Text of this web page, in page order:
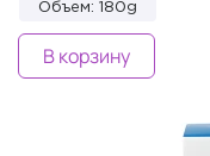
Объем: 180g
В корзину